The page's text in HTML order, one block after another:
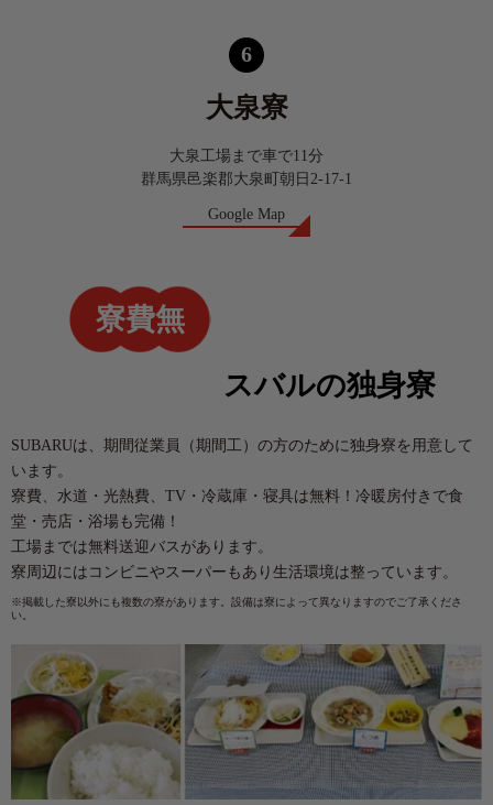
6
大泉寮
大泉工場まで車で11分
群馬県邑楽郡大泉町朝日2-17-1
Google Map
寮費無
スバルの独身寮
SUBARUは、期間従業員（期間工）の方のために独身寮を用意して
います。
寮費、水道・光熱費、TV・冷蔵庫・寝具は無料！冷暖房付きで食
堂・売店・浴場も完備！
工場までは無料送迎バスがあります。
寮周辺にはコンビニやスーパーもあり 生活環境は整っています。
※掲載した寮以外にも複数の寮があります。設備は寮によって異なりますのでご了承くださ
い。